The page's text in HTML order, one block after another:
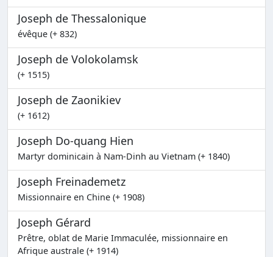
Joseph de Thessalonique
évêque (+ 832)
Joseph de Volokolamsk
(+ 1515)
Joseph de Zaonikiev
(+ 1612)
Joseph Do-quang Hien
Martyr dominicain à Nam-Dinh au Vietnam (+ 1840)
Joseph Freinademetz
Missionnaire en Chine (+ 1908)
Joseph Gérard
Prêtre, oblat de Marie Immaculée, missionnaire en
Afrique australe (+ 1914)